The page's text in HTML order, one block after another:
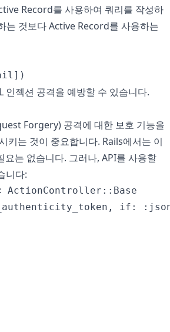
Record를 사용하여 쿼리를 작성하
는 것보다 Active Record를 사용하는
젝션 공격을 예방할 수 있습니다.
Forgery) 공격에 대한 보호 기능을
키는 것이 중요합니다. Rails에서는 이
는 없습니다. 그러나, API를 사용할
니다:
if: